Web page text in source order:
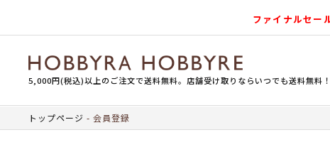
ファイナルセー
5,000円(税込)以上のご注文で送料無料。店舗受け取りならいつでも送料無料！
トップページ 会員登録